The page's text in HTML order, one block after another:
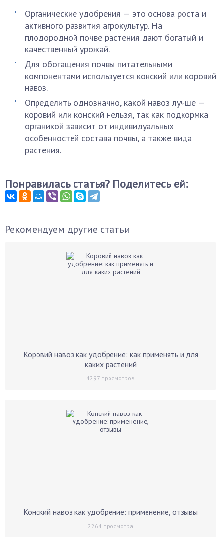
Органические удобрения — это основа роста и
активного развития агрокультур. На
плодородной почве растения дают богатый и
качественный урожай.
Для обогащения почвы питательными
компонентами используется конский или коровий
навоз.
Определить однозначно, какой навоз лучше —
коровий или конский нельзя, так как подкормка
органикой зависит от индивидуальных
особенностей состава почвы, а также вида
растения.
Понравилась статья? Поделитесь ей:
Рекомендуем другие статьи
Коровий навоз как удобрение: как применять и для
каких растений
4297 просмотров
Конский навоз как удобрение: применение, отзывы
2264 просмотра